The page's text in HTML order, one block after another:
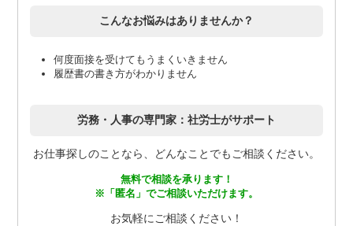
こんなお悩みはありませんか？
何度面接を受けてもうまくいきません
履歴書の書き方がわかりません
労務・人事の専門家：社労士がサポート
お仕事探しのことなら、どんなことでもご相談ください。
無料で相談を承ります！
※「匿名」でご相談いただけます。
お気軽にご相談ください！